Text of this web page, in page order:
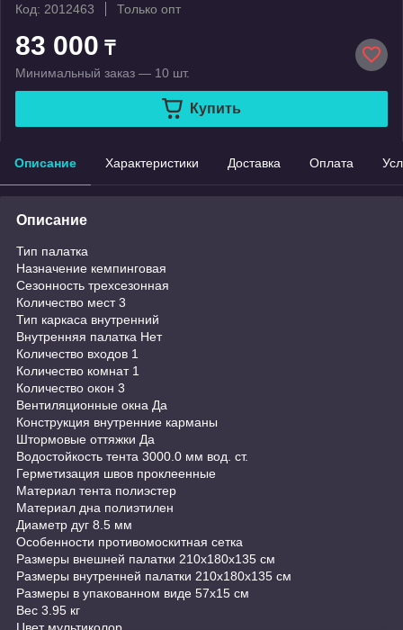
Код: 2012463
Только опт
83 000 ₸
Минимальный заказ — 10 шт.
Купить
Описание Характеристики Доставка Оплата
Описание
Тип палатка
Назначение кемпинговая
Сезонность трехсезонная
Количество мест 3
Тип каркаса внутренний
Внутренняя палатка Нет
Количество входов 1
Количество комнат 1
Количество окон 3
Вентиляционные окна Да
Конструкция внутренние карманы
Штормовые оттяжки Да
Водостойкость тента 3000.0 мм вод. ст.
Герметизация швов проклеенные
Материал тента полиэстер
Материал дна полиэтилен
Диаметр дуг 8.5 мм
Особенности противомоскитная сетка
Размеры внешней палатки 210x180x135 см
Размеры внутренней палатки 210x180x135 см
Размеры в упакованном виде 57x15 см
Вес 3.95 кг
Цвет мультиколор